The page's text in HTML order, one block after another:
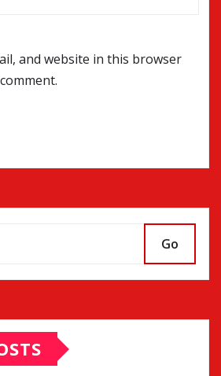
and website in this browser
Go